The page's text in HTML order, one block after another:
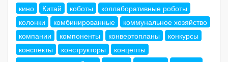
кино
Китай коботы
коллаборативные роботы
колонки
комбинированные
коммунальное хозяйство
компании
компоненты конвертопланы
конкурсы
конспекты
конструкторы
концепты